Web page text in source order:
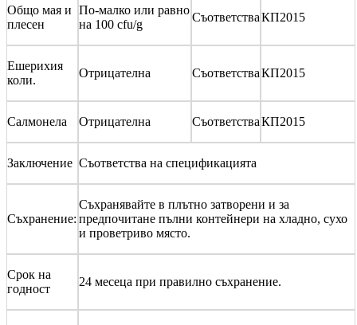
Общо мая и
плесен
По-малко или равно
на 100 cfu/g
СъответстваКП2015
Ешерихия
коли.
Отрицателна СъответстваКП2015
Салмонела Отрицателна СъответстваКП2015
Заключение Съответства на спецификацията
Съхранение:
Съхранявайте в плътно затворени и за
предпочитане пълни контейнери на хладно, сухо
и проветриво място.
Срок на
годност
24 месеца при правилно съхранение.